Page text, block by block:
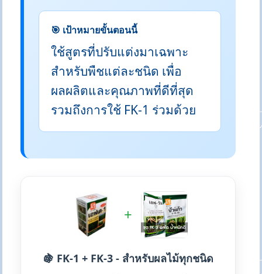
🎯 เป้าหมายขั้นตอนนี้
ใช้สูตรที่ปรับแต่งมาเฉพาะ
สำหรับพืชแต่ละชนิด เพื่อ
ผลผลิตและคุณภาพที่ดีที่สุด
รวมถึงการใช้ FK-1 ร่วมด้วย
+
🍇 FK-1 + FK-3 - สำหรับผลไม้ทุกชนิด